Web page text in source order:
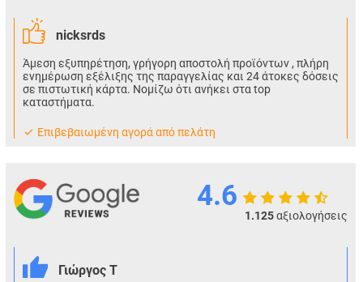
nicksrds
Άμεση εξυπηρέτηση, γρήγορη αποστολή προϊόντων , πλήρη
ενημέρωση εξέλιξης της παραγγελίας και 24 άτοκες δόσεις
σε πιστωτική κάρτα. Νομίζω ότι ανήκει στα top
καταστήματα.
Eπιβεβαιωμένη αγορά από πελάτη
4.6
1.125αξιολογήσεις
Γιώργος Τ